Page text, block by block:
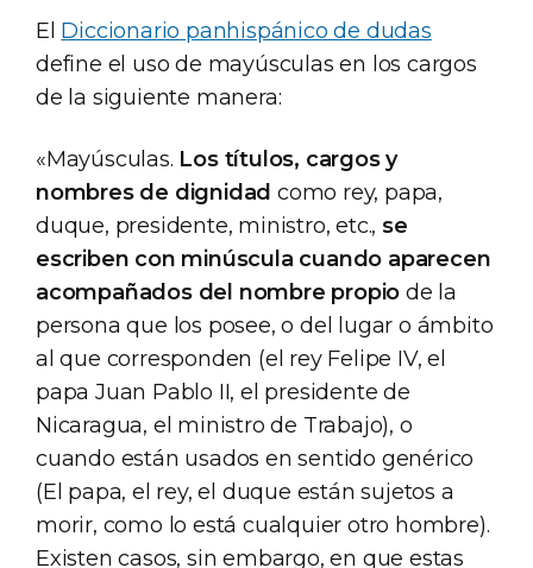
El Diccionario panhispánico de dudas
define el uso de mayúsculas en los cargos
de la siguiente manera:
«Mayúsculas. Los títulos, cargos y
nombres de dignidad como rey, papa,
duque, presidente, ministro, etc., se
escriben con minúscula cuando aparecen
acompañados del nombre propio de la
persona que los posee, o del lugar o ámbito
al que corresponden (el rey Felipe IV, el
papa Juan Pablo II, el presidente de
Nicaragua, el ministro de Trabajo), o
cuando están usados en sentido genérico
(El papa, el rey, el duque están sujetos a
morir, como lo está cualquier otro hombre).
Existen casos, sin embargo, en que estas